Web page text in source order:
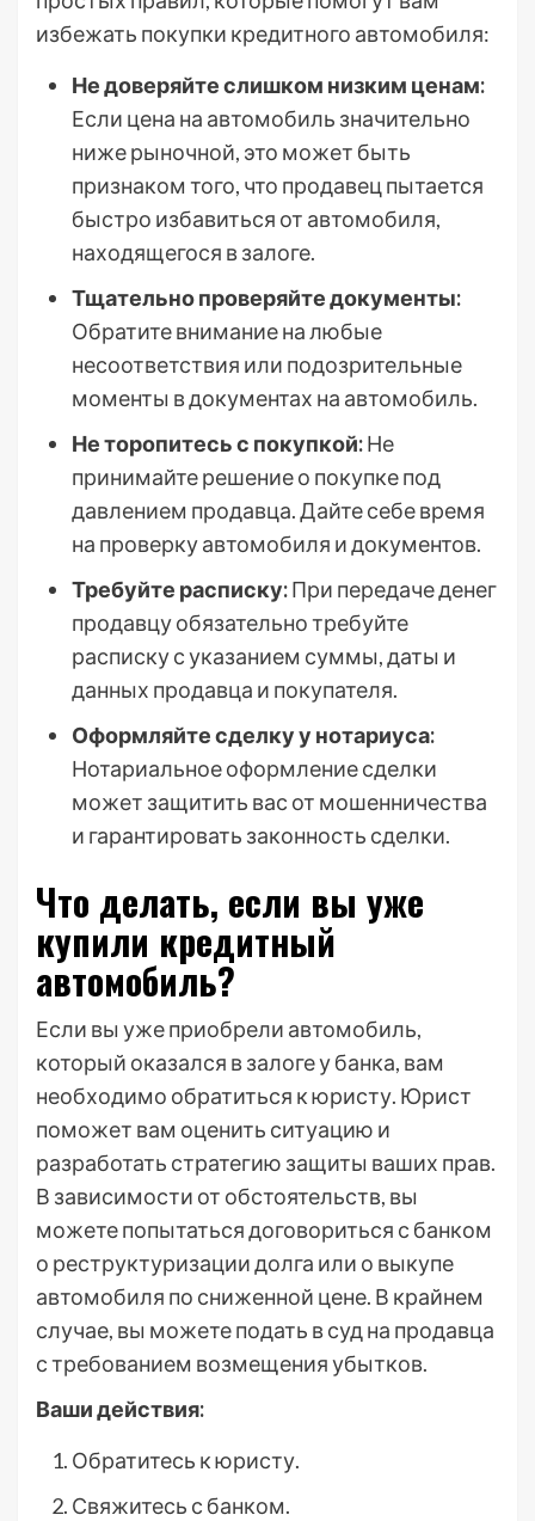
избежать покупки кредитного автомобиля:
Не доверяйте слишком низким ценам:
Если цена на автомобиль значительно
ниже рыночной, это может быть
признаком того, что продавец пытается
быстро избавиться от автомобиля,
находящегося в залоге.
Тщательно проверяйте документы:
Обратите внимание на любые
несоответствия или подозрительные
моменты в документах на автомобиль.
Не торопитесь с покупкой:Не
принимайте решение о покупке под
давлением продавца. Дайте себе время
на проверку автомобиля и документов.
Требуйте расписку:При передаче денег
продавцу обязательно требуйте
расписку с указанием суммы, даты и
данных продавца и покупателя.
Оформляйте сделку у нотариуса:
Нотариальное оформление сделки
может защитить вас от мошенничества
и гарантировать законность сделки.
Что делать, если вы уже
купили кредитный
автомобиль?
Если вы уже приобрели автомобиль,
который оказался в залоге у банка, вам
необходимо обратиться к юристу. Юрист
поможет вам оценить ситуацию и
разработать стратегию защиты ваших прав.
В зависимости от обстоятельств, вы
можете попытаться договориться с банком
о реструктуризации долга или о выкупе
автомобиля по сниженной цене. В крайнем
случае, вы можете подать в суд на продавца
с требованием возмещения убытков.
Ваши действия:
Обратитесь к юристу.
Свяжитесь с банком.